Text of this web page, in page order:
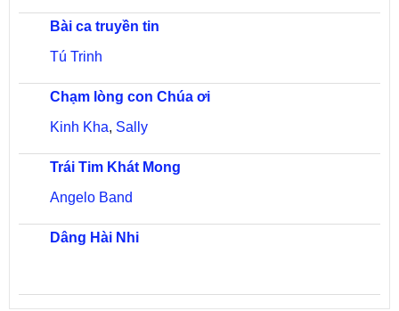
Bài ca truyền tin
Tú Trinh
Chạm lòng con Chúa ơi
Kinh Kha, Sally
Trái Tim Khát Mong
Angelo Band
Dâng Hài Nhi